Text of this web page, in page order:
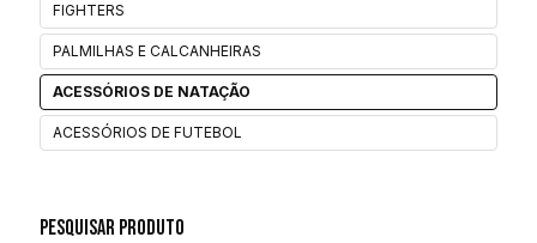
FIGHTERS
PALMILHAS E CALCANHEIRAS
ACESSÓRIOS DE NATAÇÃO
ACESSÓRIOS DE FUTEBOL
Pesquisar Produto